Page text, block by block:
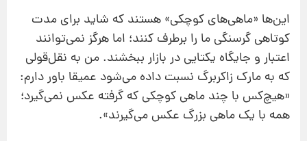
این‌ها «ماهی‌های کوچکی» هستند که شاید برای مدت
کوتاهی گرسنگی ما را برطرف کنند؛ اما هرگز نمی‌توانند
اعتبار و جایگاه یکتایی در بازار ببخشند. من به نقل‌قولی
که به مارک زاکربرگ نسبت داده می‌شود عمیقا باور دارم:
«هیچ‌کس با چند ماهی کوچکی که گرفته عکس نمی‌گیرد؛
همه با یک ماهی بزرگ عکس می‌گیرند».